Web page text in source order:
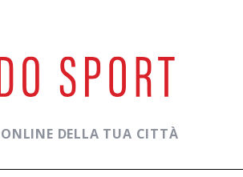
DELLA TUA CITTÀ